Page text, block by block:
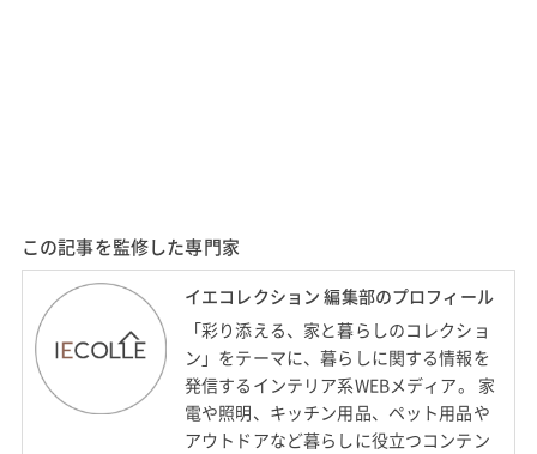
この記事を監修した専門家
イエコレクション 編集部のプロフィール
「彩り添える、家と暮らしのコレクショ
ン」をテーマに、暮らしに関する情報を
発信するインテリア系WEBメディア。 家
電や照明、キッチン用品、ペット用品や
アウトドアなど暮らしに役立つコンテン